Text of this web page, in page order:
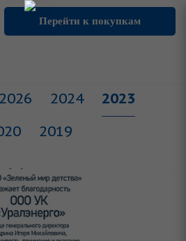
Перейти к покупкам
2026 2024
2023
2019